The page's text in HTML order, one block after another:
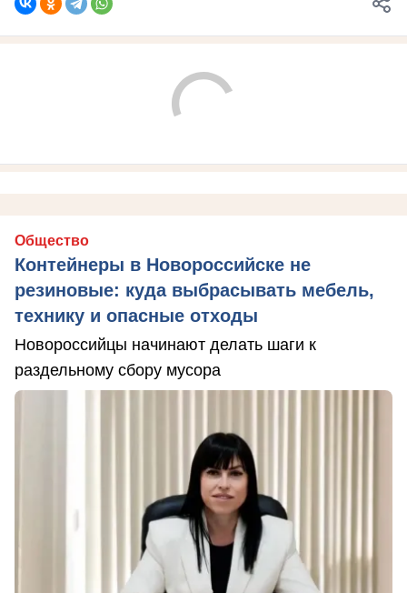
Общество
Контейнеры в Новороссийске не
резиновые: куда выбрасывать мебель,
технику и опасные отходы
Новороссийцы начинают делать шаги к
раздельному сбору мусора